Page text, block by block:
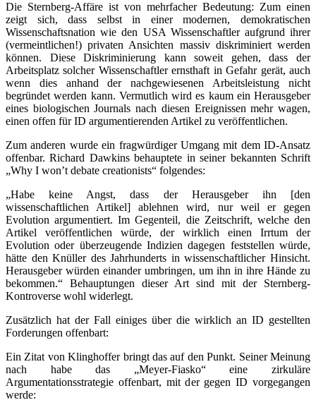
Die Sternberg-Affäre ist von mehrfacher Bedeutung: Zum einen
zeigt sich, dass selbst in einer modernen, demokratischen
Wissenschaftsnation wie den USA Wissenschaftler aufgrund ihrer
(vermeintlichen!) privaten Ansichten massiv diskriminiert werden
können. Diese Diskriminierung kann soweit gehen, dass der
Arbeitsplatz solcher Wissenschaftler ernsthaft in Gefahr gerät, auch
wenn dies anhand der nachgewiesenen Arbeitsleistung nicht
begründet werden kann. Vermutlich wird es kaum ein Herausgeber
eines biologischen Journals nach diesen Ereignissen mehr wagen,
einen offen für ID argumentierenden Artikel zu veröffentlichen.
Zum anderen wurde ein fragwürdiger Umgang mit dem ID-Ansatz
offenbar. Richard Dawkins behauptete in seiner bekannten Schrift
„Why I won’t debate creationists“ folgendes:
„Habe keine Angst, dass der Herausgeber ihn [den
wissenschaftlichen Artikel] ablehnen wird, nur weil er gegen
Evolution argumentiert. Im Gegenteil, die Zeitschrift, welche den
Artikel veröffentlichen würde, der wirklich einen Irrtum der
Evolution oder überzeugende Indizien dagegen feststellen würde,
hätte den Knüller des Jahrhunderts in wissenschaftlicher Hinsicht.
Herausgeber würden einander umbringen, um ihn in ihre Hände zu
bekommen.“ Behauptungen dieser Art sind mit der Sternberg-
Kontroverse wohl widerlegt.
Zusätzlich hat der Fall einiges über die wirklich an ID gestellten
Forderungen offenbart:
Ein Zitat von Klinghoffer bringt das auf den Punkt. Seiner Meinung
nach habe das „Meyer-Fiasko“ eine zirkuläre
Argumentationsstrategie offenbart, mit der gegen ID vorgegangen
werde: